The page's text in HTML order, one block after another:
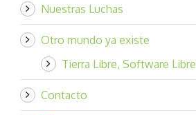
Nuestras Luchas
Otro mundo ya existe
Tierra Libre, Software Libre
Contacto